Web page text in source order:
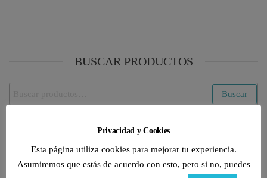
BUSCAR PRODUCTOS
por:
Buscar
CATEGORÍAS DE PRODUCTO
Selecciona una categoría
Privacidad y Cookies
Esta página utiliza cookies para mejorar tu experiencia.
Asumiremos que estás de acuerdo con esto, pero si no, puedes